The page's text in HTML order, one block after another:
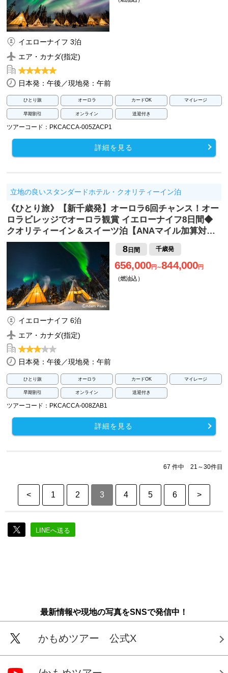
イエローナイフ 3泊
エア・カナダ(指定)
日本発：午後／現地発：午前
ひとり旅 オーロラ カードOK マイレージ
早期割引 オンライン 送迎付き
ツアーコード：PKCACCA-005ZACP1
詳細を見る
立地の良いスタンダードホテル・クオリティーイン泊
《ひとり旅》【新千歳発】オーロラ6回チャンス！オー
ロラビレッジでオーロラ観賞 イエローナイフ8日間◆
クオリティーイン＆スイーツ泊【ANAマイル加算対…
8日間 千歳発
656,000円～844,000円
（燃油込）
イエローナイフ 6泊
エア・カナダ(指定)
日本発：午後／現地発：午前
ひとり旅 オーロラ カードOK マイレージ
早期割引 オンライン 送迎付き
ツアーコード：PKCACCA-008ZAB1
詳細を見る
67 件中 21～30件目
< 1 2 3 4 5 6 >
LINEへ送る
最新情報や現地の写真をSNSで発信中！
かもめツアー 公式X